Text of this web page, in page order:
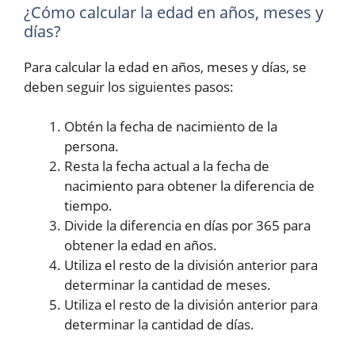
¿Cómo calcular la edad en años, meses y
días?
Para calcular la edad en años, meses y días, se
deben seguir los siguientes pasos:
Obtén la fecha de nacimiento de la
persona.
Resta la fecha actual a la fecha de
nacimiento para obtener la diferencia de
tiempo.
Divide la diferencia en días por 365 para
obtener la edad en años.
Utiliza el resto de la división anterior para
determinar la cantidad de meses.
Utiliza el resto de la división anterior para
determinar la cantidad de días.